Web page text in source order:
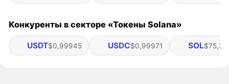
Конкуренты в секторе «Токены Solana»
USDT$0,99945 USDC$0,99971 SOL$75,33